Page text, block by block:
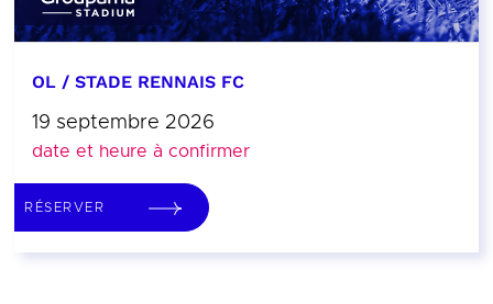
OL / STADE RENNAIS FC
19 septembre 2026
date et heure à confirmer
RÉSERVER